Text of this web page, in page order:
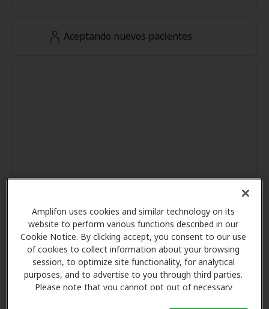
Amplifon uses cookies and similar technology on its
website to perform various functions described in our
Cookie Notice. By clicking accept, you consent to our use
of cookies to collect information about your browsing
session, to optimize site functionality, for analytical
purposes, and to advertise to you through third parties.
Please note that you cannot opt out of necessary
Aceptando nuevos pacientes